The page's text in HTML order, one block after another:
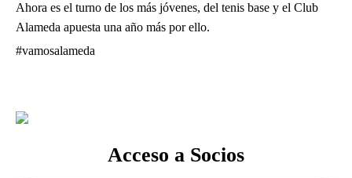
Ahora es el turno de los más jóvenes, del tenis base y el Club
Alameda apuesta una año más por ello.
#vamosalameda
Acceso a Socios